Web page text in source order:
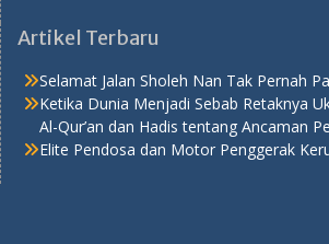
Artikel Terbaru
Selamat Jalan Sholeh Nan Tak Pernah
Ketika Dunia Menjadi Sebab Retaknya
Al-Qur’an dan Hadis tentang Ancaman
Elite Pendosa dan Motor Penggerak